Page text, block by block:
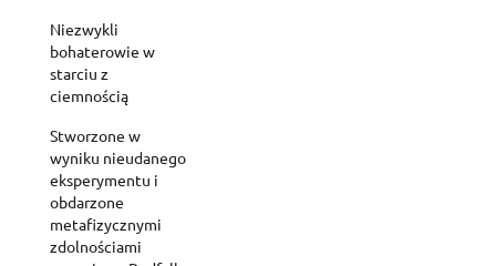
Niezwykli
bohaterowie w
starciu z
ciemnością
Stworzone w
wyniku nieudanego
eksperymentu i
obdarzone
metafizycznymi
zdolnościami